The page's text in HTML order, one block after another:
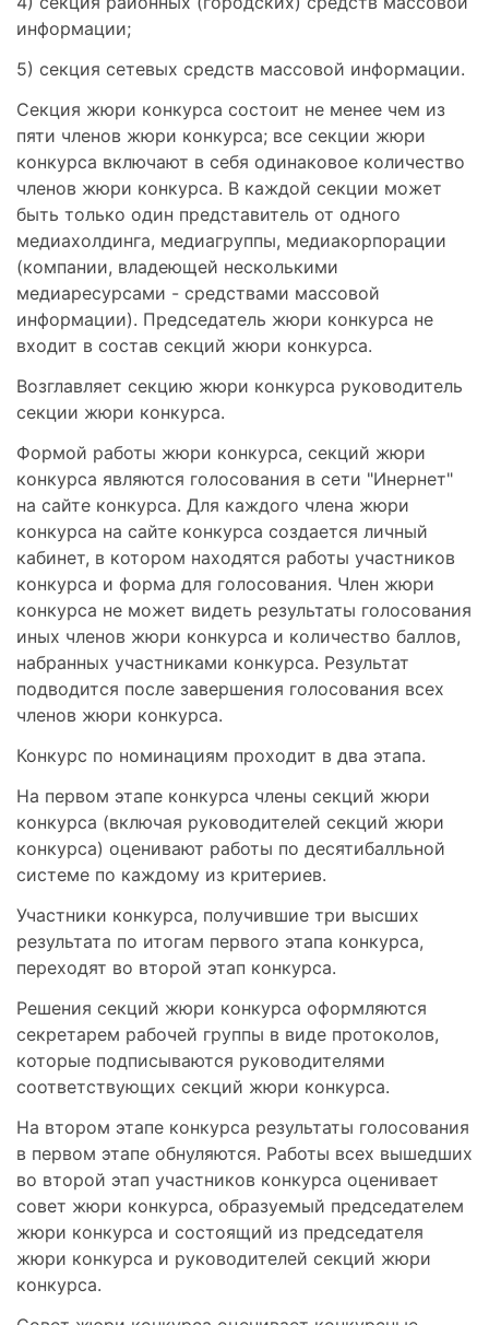
информации;
5) секция сетевых средств массовой информации.
Секция жюри конкурса состоит не менее чем из
пяти членов жюри конкурса; все секции жюри
конкурса включают в себя одинаковое количество
членов жюри конкурса. В каждой секции может
быть только один представитель от одного
медиахолдинга, медиагруппы, медиакорпорации
(компании, владеющей несколькими
медиаресурсами - средствами массовой
информации). Председатель жюри конкурса не
входит в состав секций жюри конкурса.
Возглавляет секцию жюри конкурса руководитель
секции жюри конкурса.
Формой работы жюри конкурса, секций жюри
конкурса являются голосования в сети "Инернет"
на сайте конкурса. Для каждого члена жюри
конкурса на сайте конкурса создается личный
кабинет, в котором находятся работы участников
конкурса и форма для голосования. Член жюри
конкурса не может видеть результаты голосования
иных членов жюри конкурса и количество баллов,
набранных участниками конкурса. Результат
подводится после завершения голосования всех
членов жюри конкурса.
Конкурс по номинациям проходит в два этапа.
На первом этапе конкурса члены секций жюри
конкурса (включая руководителей секций жюри
конкурса) оценивают работы по десятибалльной
системе по каждому из критериев.
Участники конкурса, получившие три высших
результата по итогам первого этапа конкурса,
переходят во второй этап конкурса.
Решения секций жюри конкурса оформляются
секретарем рабочей группы в виде протоколов,
которые подписываются руководителями
соответствующих секций жюри конкурса.
На втором этапе конкурса результаты голосования
в первом этапе обнуляются. Работы всех вышедших
во второй этап участников конкурса оценивает
совет жюри конкурса, образуемый председателем
жюри конкурса и состоящий из председателя
жюри конкурса и руководителей секций жюри
конкурса.